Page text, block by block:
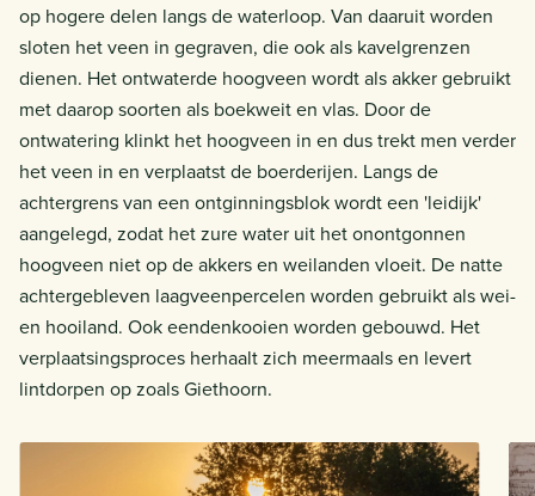
op hogere delen langs de waterloop. Van daaruit worden
sloten het veen in gegraven, die ook als kavelgrenzen
dienen. Het ontwaterde hoogveen wordt als akker gebruikt
met daarop soorten als boekweit en vlas. Door de
ontwatering klinkt het hoogveen in en dus trekt men verder
het veen in en verplaatst de boerderijen. Langs de
achtergrens van een ontginningsblok wordt een 'leidijk'
aangelegd, zodat het zure water uit het onontgonnen
hoogveen niet op de akkers en weilanden vloeit. De natte
achtergebleven laagveenpercelen worden gebruikt als wei-
en hooiland. Ook eendenkooien worden gebouwd. Het
verplaatsingsproces herhaalt zich meermaals en levert
lintdorpen op zoals Giethoorn.